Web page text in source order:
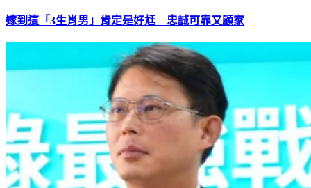
嫁到這「3生肖男」肯定是好尪 忠誠可靠又顧家